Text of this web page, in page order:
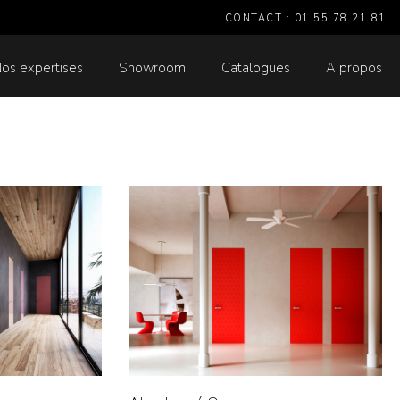
CONTACT : 01 55 78 21 81
expertises Showroom Catalogues A propos